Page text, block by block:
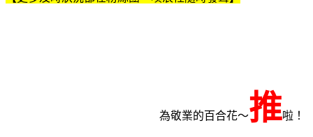
為敬業的百合花～推啦！